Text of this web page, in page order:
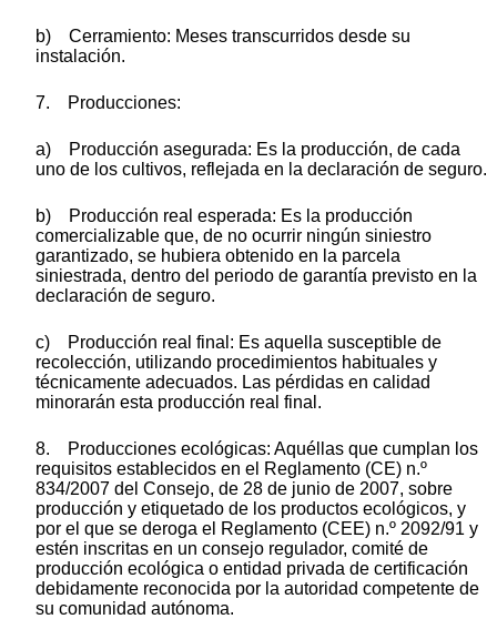
b) Cerramiento: Meses transcurridos desde su
instalación.
7. Producciones:
a) Producción asegurada: Es la producción, de cada
uno de los cultivos, reflejada en la declaración de seguro.
b) Producción real esperada: Es la producción
comercializable que, de no ocurrir ningún siniestro
garantizado, se hubiera obtenido en la parcela
siniestrada, dentro del periodo de garantía previsto en la
declaración de seguro.
c) Producción real final: Es aquella susceptible de
recolección, utilizando procedimientos habituales y
técnicamente adecuados. Las pérdidas en calidad
minorarán esta producción real final.
8. Producciones ecológicas: Aquéllas que cumplan los
requisitos establecidos en el Reglamento (CE) n.º
834/2007 del Consejo, de 28 de junio de 2007, sobre
producción y etiquetado de los productos ecológicos, y
por el que se deroga el Reglamento (CEE) n.º 2092/91 y
estén inscritas en un consejo regulador, comité de
producción ecológica o entidad privada de certificación
debidamente reconocida por la autoridad competente de
su comunidad autónoma.